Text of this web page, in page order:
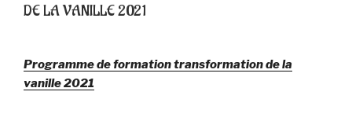
DE LA VANILLE 2021
Programme de formation transformation de la
vanille 2021